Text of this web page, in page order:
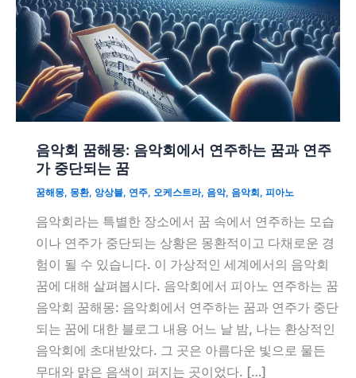
음악회 꿈해몽: 음악회에서 연주하는 꿈과 연주
가 중단되는 꿈
꿈해몽, 몽환, 앙상블, 연주, 오케스트라, 음악, 음악회 , 피아노
음악회라는 특별한 장소에서 꿈 속에서 연주하는 모습
이나 연주가 중단되는 상황은 몽환적이고 다채로운 경
험이 될 수 있습니다. 이 가상적인 세계에서의 음악회
꿈에 대해 살펴봅시다. 음악회에서 피아노 연주하는 꿈
음악회 꿈해몽: 음악회에서 연주하는 꿈과 연주가 중단
되는 꿈에 대한 블로그 내용 어느 날 밤, 나는 환상적인
음악회에 초대받았다. 그 곳은 아름다운 빛으로 물든
무대와 맑은 음색이 퍼지는 곳이었다. […]